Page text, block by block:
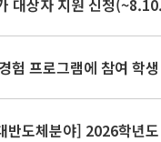
대상자 지원 신청
험 프로그램에 참여 학
반도체분야] 2026학년